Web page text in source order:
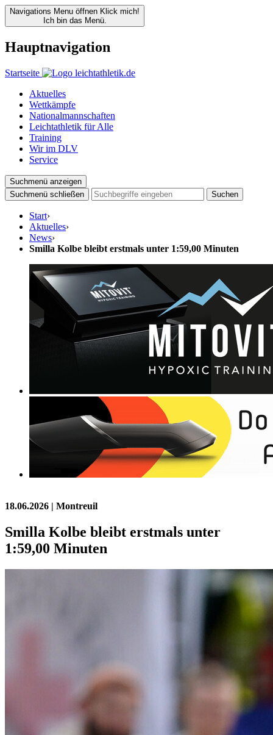
Navigations Menu öffnen Klick mich!
Ich bin das Menü.
Hauptnavigation
Startseite
Aktuelles
Wettkämpfe
Nationalmannschaften
Leichtathletik für Alle
Training
Wir im DLV
Service
Suchmenü anzeigen
Suchmenü schließen
Suchen
Start›
Aktuelles›
News›
Smilla Kolbe bleibt erstmals unter 1:59,00 Minuten
18.06.2026 | Montreuil
Smilla Kolbe bleibt erstmals unter
1:59,00 Minuten